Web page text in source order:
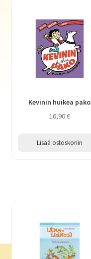
Kevinin huikea pako
16,90€
Lisää ostoskoriin